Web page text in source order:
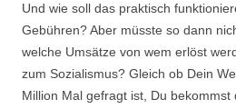
Und wie soll das praktisch
Gebühren? Aber müsste so dann
welche Umsätze von wem erlöst
zum Sozialismus? Gleich ob Dein
Million Mal gefragt ist, Du bekommst